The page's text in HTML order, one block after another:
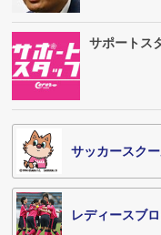
サポートス
サッカースク
レディースブ